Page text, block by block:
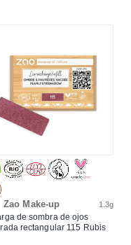
Zao Make-up 1.3g
de sombra de ojos
rectangular 115 Rubis